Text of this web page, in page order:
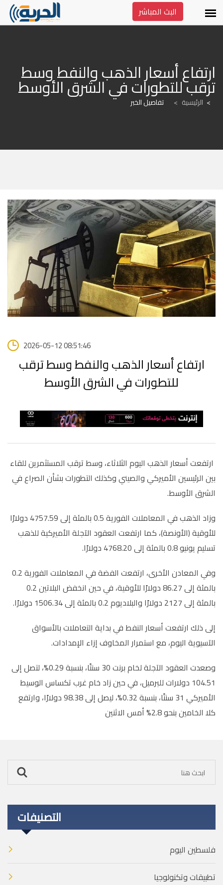
البث المباشر
ترقب للتطورات في الشرق الأوسط
الرئيسية > تفاصيل الخبر
2026-05-12 08:51:46
ارتفاع أسعار الذهب والنفط وسط ترقب
للتطورات في الشرق الأوسط
ارتفعت ‌أسعار الذهب اليوم الثلاثاء، وسط ترقب المستثمرين للقاء
بين الرئيسين الأميركي والصيني وكذلك التطورات بشأن الصراع في
الشرق الأوسط.
وزاد الذهب في المعاملات الفورية 0.5 بالمئة إلى 4757.59 دولارًا
للأوقية (الأونصة)، كما ارتفعت العقود الآجلة الأميركية للذهب
تسليم يونيو 0.8 بالمئة إلى 4768.20 دولارًا.
وفي المعادن الأخرى، ارتفعت الفضة في المعاملات الفورية 0.2
بالمئة إلى 86.27 دولارًا للأوقية، في حين انخفض البلاتين 0.2
بالمئة إلى 2127 دولارًا والبلاديوم 0.2 بالمئة إلى 1506.34 دولارًا.
إلى ذلك ارتفعت أسعار النفط في بداية التعاملات ‌بالأسواق
الآسيوية اليوم، مع استمرار المخاوف إزاء ⁠الإمدادات.
وصعدت العقود الآجلة لخام برنت 30 سنتًا، بنسبة 0.29%، لتصل إلى
⁠104.51 دولارات للبرميل، في حين زاد خام غرب تكساس الوسيط
الأميركي 31 سنتًا، بنسبة 0.32%، ليصل إلى 98.38 دولارًا، وارتفع
كلا الخامين بنحو 2.8% أمس الاثنين
التصنيفات
فلسطين اليوم
تطبيقات وتكنولوجيا